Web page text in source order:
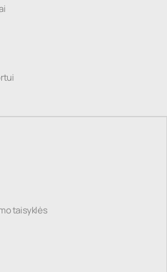
taisyklės